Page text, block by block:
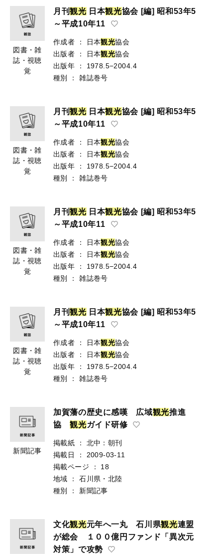
図書・雑
誌・視聴
覚
月刊観光 日本観光協会 [編] 昭和53年5
～平成10年11
作成者 ： 日本観光協会
出版者
： 日本観光協会
出版年
：
1978.5−2004.4
種別
： 雑誌巻号
図書・雑
誌・視聴
覚
月刊観光 日本観光協会 [編] 昭和53年5
～平成10年11
作成者 ： 日本観光協会
出版者
： 日本観光協会
出版年
：
1978.5−2004.4
種別
： 雑誌巻号
図書・雑
誌・視聴
覚
月刊観光 日本観光協会 [編] 昭和53年5
～平成10年11
作成者 ： 日本観光協会
出版者
： 日本観光協会
出版年
：
1978.5−2004.4
種別
： 雑誌巻号
図書・雑
誌・視聴
覚
月刊観光 日本観光協会 [編] 昭和53年5
～平成10年11
作成者 ： 日本観光協会
出版者
： 日本観光協会
出版年
：
1978.5−2004.4
種別
： 雑誌巻号
新聞記事
加賀藩の歴史に感嘆 広域観光推進
協観光ガイド研修
掲載紙 ：
北中：朝刊
掲載日
：
2009-03-11
掲載ページ
：
18
地域
：
石川県・北陸
種別
： 新聞記事
文化観光元年へ一丸 石川県観光連盟
が総会 １００億円ファンド「異次元
対策」で攻勢